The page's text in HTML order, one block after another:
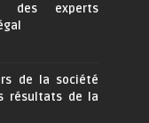
des experts
de la société
résultats de la